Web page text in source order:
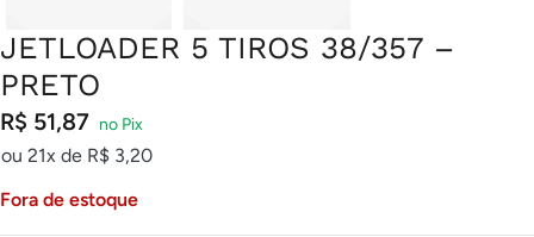
JETLOADER 5 TIROS 38/357 –
PRETO
R$ 51,87
ou 21x de R$ 3,20
Fora de estoque